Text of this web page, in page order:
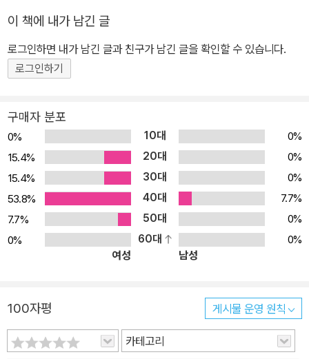
자신 있게 “네! 전 언제나 착하고 훌륭하게 지냈어요.” 하고 대답할 수
있을까요? 우리 모두의 생일을 축하하는 하늘나라 생일잔치에 함께
가 보세요. ★ 편집자 리뷰 우리 모두의 생일날! 가장 좋은 생일 선물
은 무엇일까요? 하늘나라 하느님이 생일잔치를 열었어요. 하느님은
하고 묻지요. 이제 하느님은 모두의 대답을 기다려요. 기린은 나무 꼭
대기에 달린 잎을 먹어 햇살이 지나는 길을 만들었어요. 비버는 튼튼
한 둑을 쌓아 연못을 예쁘게 가꾸었지요. 소년은 즐겁고 신 나게 뛰놀
아 세상을 더욱 밝게 만들었어요. 잔치에 모인 모두는 자기가 맡은 역
할을 언제나 충실하고도 훌륭히 해냈어요. 그럼 하느님의 질문에
“네!” 하고 대답해도 되겠지요? 하느님의 잔치에 초대받아 같은 질문
을 받게 된다면, 우리는 어떻게 대답할 수 있을까요? 자기가 맡은 일
을 착하고, 열심히 해내는 것만으로도 세상은 훨씬 좋은 곳이 될 수 있
게 만드는 것, 그것이 우리 모두의 생일에 가장 좋은 선물이 될 거예
요.
이 책에 내가 남긴 글
로그인하면 내가 남긴 글과 친구가 남긴 글을 확인할 수 있습니다.
로그인하기
구매자 분포
0% 10대
0%
15.4%
20대
0%
15.4%
30대
0%
53.8%
40대
7.7%
7.7%
50대
0%
0%
60대
0%
여성
남성
100자평 게시물 운영 원칙
카테고리